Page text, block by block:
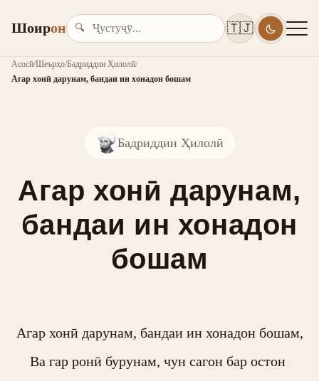
Шоирон 🔍 🇹🇯
Асосӣ/Шеърҳо/Бадриддин Ҳилолӣ/
Агар хонӣ дарунам, бандаи ин хонадон бошам
Бадриддин Ҳилолӣ
Агар хонӣ дарунам,
бандаи ин хонадон
бошам
Агар хонӣ дарунам, бандаи ин хонадон бошам,
Ва гар ронӣ бурунам, чун сагон бар остон